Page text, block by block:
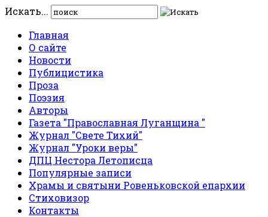
Искать...
Главная
О сайте
Новости
Публицистика
Проза
Поэзия
Авторы
Газета "Православная Луганщина "
Журнал "Свете Тихий"
Журнал "Уроки веры"
ДПЦ Нестора Летописца
Популярные записи
Храмы и святыни Ровеньковской епархии
Стиховизор
Контакты